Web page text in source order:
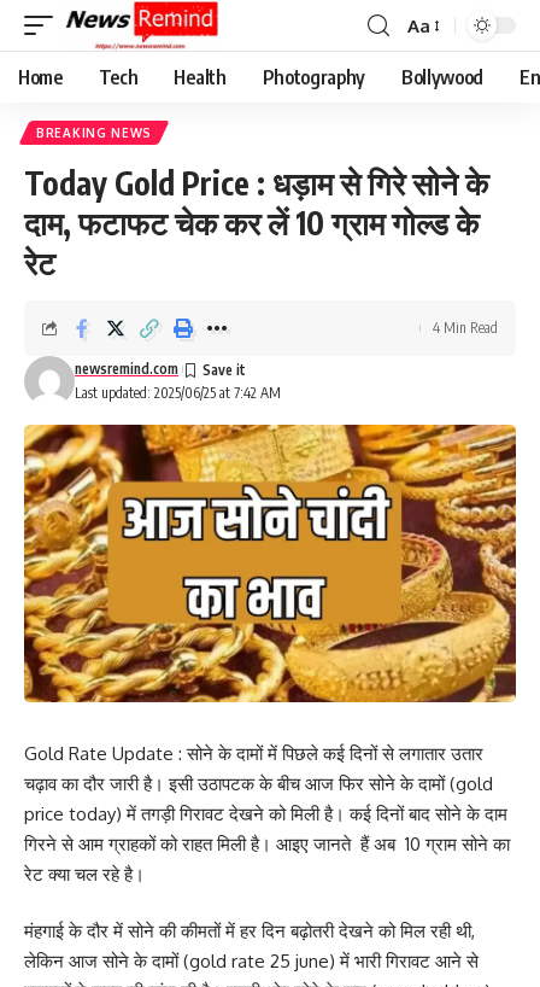
Font
Resizer
Aa
Home Tech Health Photography Bollywood
BREAKING NEWS
Today Gold Price : धड़ाम से गिरे सोने के
दाम, फटाफट चेक कर लें 10 ग्राम गोल्ड के
रेट
Last updated: 2025/06/25 at 7:42 AM
newsremind.com
4 Min Read
Gold Rate Update : सोने के दामों में पिछले कई दिनों से लगातार उतार
चढ़ाव का दौर जारी है। इसी उठापटक के बीच आज फिर सोने के दामों (gold
price today) में तगड़ी गिरावट देखने को मिली है। कई दिनों बाद सोने के दाम
गिरने से आम ग्राहकों को राहत मिली है। आइए जानते हैं अब 10 ग्राम सोने का
रेट क्या चल रहे है।
मंहगाई के दौर में सोने की कीमतों में हर दिन बढ़ोतरी देखने को मिल रही थी,
लेकिन आज सोने के दामों (gold rate 25 june) में भारी गिरावट आने से